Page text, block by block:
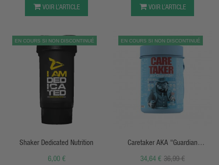
VOIR L’ARTICLE VOIR L’ARTICLE
EN COURS SI NON DISCONTINUÉ
APERÇU RAPIDE
Shaker Dedicated Nutrition
6,00 €
EN COURS SI NON DISCONTINUÉ
Caretaker AKA "Guardian
Squeezed" - 345g - Zoomad Labs
36,99 €
34,64 €